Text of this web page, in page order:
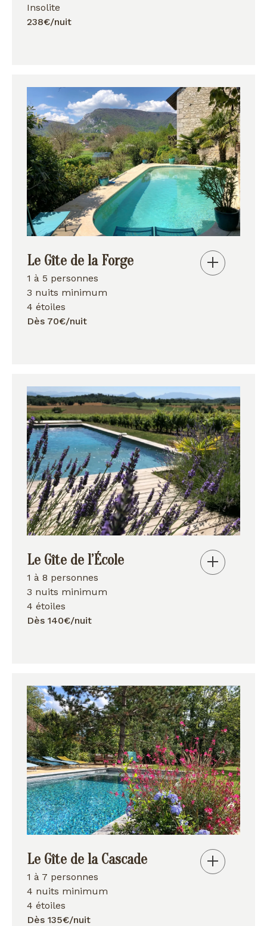
Insolite
238€/nuit
Le Gîte de la Forge
1 à 5 personnes
3 nuits minimum
4 étoiles
Dès 70€/nuit
Le Gîte de l’École
1 à 8 personnes
3 nuits minimum
4 étoiles
Dès 140€/nuit
Le Gîte de la Cascade
1 à 7 personnes
4 nuits minimum
4 étoiles
Dès 135€/nuit